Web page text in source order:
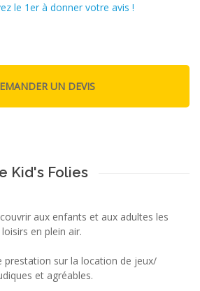
le 1er à donner votre avis !
Kid's Folies
aux enfants et aux adultes les
en plein air.
prestation sur la location de jeux/
et agréables.